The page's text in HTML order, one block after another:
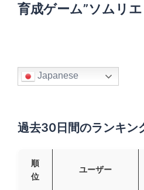
育成ゲーム”ソムリ
Japanese
過去30日間のランキン
順
位
ユーザー